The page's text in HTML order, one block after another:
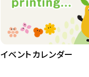
423
83
イベントカレンダー